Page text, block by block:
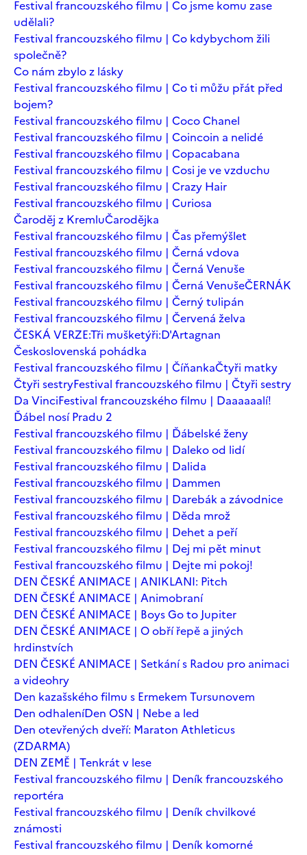
Festival francouzského filmu | Co jsme komu zase
udělali?
Festival francouzského filmu | Co kdybychom žili
společně?
Co nám zbylo z lásky
Festival francouzského filmu | Co ti můžu přát před
bojem?
Festival francouzského filmu | Coco Chanel
Festival francouzského filmu | Coincoin a nelidé
Festival francouzského filmu | Copacabana
Festival francouzského filmu | Cosi je ve vzduchu
Festival francouzského filmu | Crazy Hair
Festival francouzského filmu | Curiosa
Čaroděj z KremluČarodějka
Festival francouzského filmu | Čas přemýšlet
Festival francouzského filmu | Černá vdova
Festival francouzského filmu | Černá Venuše
Festival francouzského filmu | Černá VenušeČERNÁK
Festival francouzského filmu | Černý tulipán
Festival francouzského filmu | Červená želva
ČESKÁ VERZE:Tři mušketýři:D'Artagnan
Československá pohádka
Festival francouzského filmu | ČíňankaČtyři matky
Čtyři sestryFestival francouzského filmu | Čtyři sestry
Da VinciFestival francouzského filmu | Daaaaaalí!
Ďábel nosí Pradu 2
Festival francouzského filmu | Ďábelské ženy
Festival francouzského filmu | Daleko od lidí
Festival francouzského filmu | Dalida
Festival francouzského filmu | Dammen
Festival francouzského filmu | Darebák a závodnice
Festival francouzského filmu | Děda mrož
Festival francouzského filmu | Dehet a peří
Festival francouzského filmu | Dej mi pět minut
Festival francouzského filmu | Dejte mi pokoj!
DEN ČESKÉ ANIMACE | ANIKLANI: Pitch
DEN ČESKÉ ANIMACE | Animobraní
DEN ČESKÉ ANIMACE | Boys Go to Jupiter
DEN ČESKÉ ANIMACE | O obří řepě a jiných
hrdinstvích
DEN ČESKÉ ANIMACE | Setkání s Radou pro animaci
a videohry
Den kazašského filmu s Ermekem Tursunovem
Den odhaleníDen OSN | Nebe a led
Den otevřených dveří: Maraton Athleticus
(ZDARMA)
DEN ZEMĚ | Tenkrát v lese
Festival francouzského filmu | Deník francouzského
reportéra
Festival francouzského filmu | Deník chvilkové
známosti
Festival francouzského filmu | Deník komorné